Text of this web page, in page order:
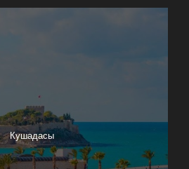
Кушадасы